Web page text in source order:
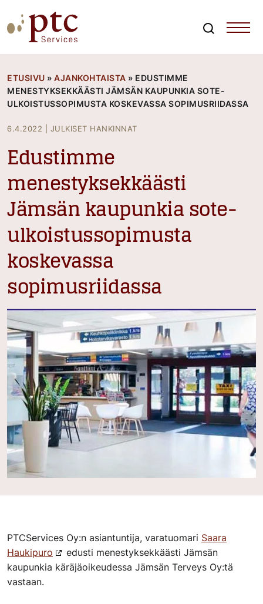
to
content
ETUSIVU » AJANKOHTAISTA » EDUSTIMME
MENESTYKSEKKÄÄSTI JÄMSÄN KAUPUNKIA SOTE-
ULKOISTUSSOPIMUSTA KOSKEVASSA SOPIMUSRIIDASSA
6.4.2022 JULKISET HANKINNAT
Edustimme
menestyksekkäästi
Jämsän kaupunkia sote-
ulkoistussopimusta
koskevassa
sopimusriidassa
PTCServices Oy:n asiantuntija, varatuomari Saara
Haukipuro
edusti menestyksekkäästi Jämsän
kaupunkia käräjäoikeudessa Jämsän Terveys Oy:tä
vastaan.